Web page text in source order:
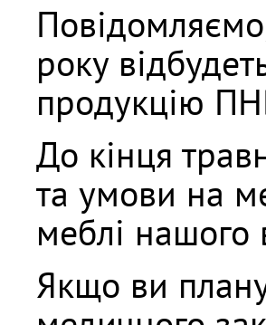
року
продукцію
До кінця
та умови на
меблі нашого
Якщо ви